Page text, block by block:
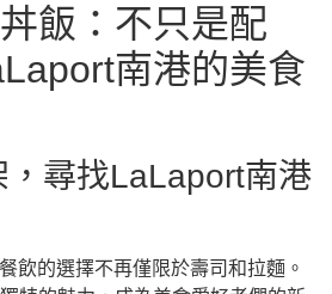
飯：不只是配
南港的美食
，尋找LaLaport南港
飲的選擇不再僅限於壽司和拉麵。